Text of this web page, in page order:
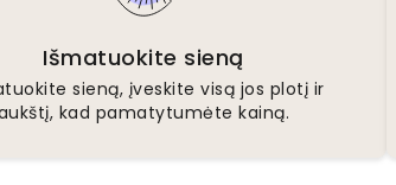
Išmatuokite sieną
sieną, įveskite visą jos plotį ir
kad pamatytumėte kainą.